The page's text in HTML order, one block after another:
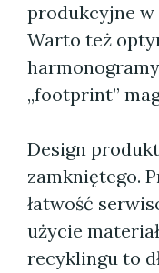
produkcyjne
Warto też
„footprint”
Design
zamkniętego.
łatwość
użycie
recyklingu to